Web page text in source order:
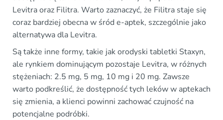
Levitra oraz Filitra. Warto zaznaczyć, że Filitra staje się
coraz bardziej obecna w śród e-aptek, szczególnie jako
alternatywa dla Levitra.
Są także inne formy, takie jak orodyski tabletki Staxyn,
ale rynkiem dominującym pozostaje Levitra, w różnych
stężeniach: 2.5 mg, 5 mg, 10 mg i 20 mg. Zawsze
warto podkreślić, że dostępność tych leków w aptekach
się zmienia, a klienci powinni zachować czujność na
potencjalne podróbki.